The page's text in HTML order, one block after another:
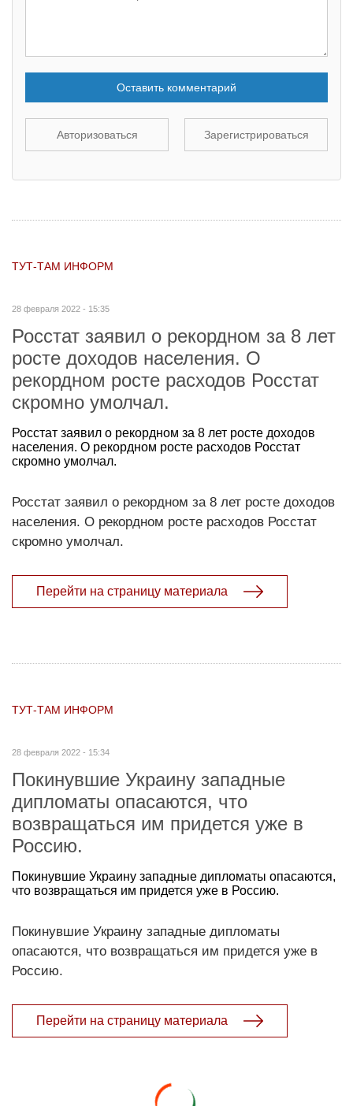
Оставить комментарий
Авторизоваться Зарегистрироваться
ТУТ-ТАМ ИНФОРМ
28 февраля 2022 - 15:35
Росстат заявил о рекордном за 8 лет
росте доходов населения. О
рекордном росте расходов Росстат
скромно умолчал.
Росстат заявил о рекордном за 8 лет росте доходов
населения. О рекордном росте расходов Росстат
скромно умолчал.
Росстат заявил о рекордном за 8 лет росте доходов
населения. О рекордном росте расходов Росстат
скромно умолчал.
Перейти на страницу материала
ТУТ-ТАМ ИНФОРМ
28 февраля 2022 - 15:34
Покинувшие Украину западные
дипломаты опасаются, что
возвращаться им придется уже в
Россию.
Покинувшие Украину западные дипломаты опасаются,
что возвращаться им придется уже в Россию.
Покинувшие Украину западные дипломаты
опасаются, что возвращаться им придется уже в
Россию.
Перейти на страницу материала